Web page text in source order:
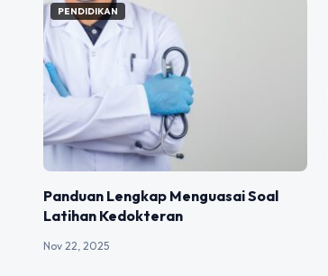
PENDIDIKAN
Panduan Lengkap Menguasai Soal
Latihan Kedokteran
Nov 22, 2025